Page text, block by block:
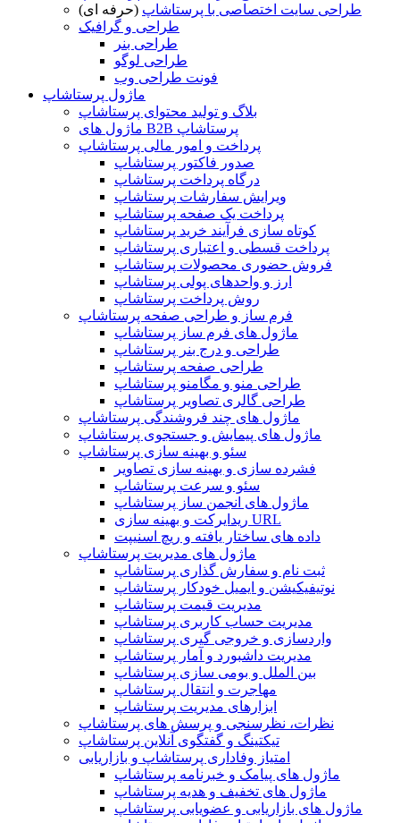
طراحی سایت اختصاصی با پرستاشاپ (حرفه ای)
طراحی و گرافیک
طراحی بنر
طراحی لوگو
فونت طراحی وب
ماژول پرستاشاپ
بلاگ و تولید محتوای پرستاشاپ
ماژول های B2B پرستاشاپ
پرداخت و امور مالی پرستاشاپ
صدور فاکتور پرستاشاپ
درگاه پرداخت پرستاشاپ
ویرایش سفارشات پرستاشاپ
پرداخت یک صفحه پرستاشاپ
کوتاه سازی فرآیند خرید پرستاشاپ
پرداخت قسطی و اعتباری پرستاشاپ
فروش حضوری محصولات پرستاشاپ
ارز و واحدهای پولی پرستاشاپ
روش پرداخت پرستاشاپ
فرم ساز و طراحی صفحه پرستاشاپ
ماژول های فرم ساز پرستاشاپ
طراحی و درج بنر پرستاشاپ
طراحی صفحه پرستاشاپ
طراحی منو و مگامنو پرستاشاپ
طراحی گالری تصاویر پرستاشاپ
ماژول های چند فروشندگی پرستاشاپ
ماژول های پیمایش و جستجوی پرستاشاپ
سئو و بهینه سازی پرستاشاپ
فشرده سازی و بهینه سازی تصاویر
سئو و سرعت پرستاشاپ
ماژول های انجمن ساز پرستاشاپ
ریدایرکت و بهینه سازی URL
داده های ساختار یافته و ریچ اسنیپت
ماژول های مدیریت پرستاشاپ
ثبت نام و سفارش گذاری پرستاشاپ
نوتیفیکیشن و ایمیل خودکار پرستاشاپ
مدیریت قیمت پرستاشاپ
مدیریت حساب کاربری پرستاشاپ
واردسازی و خروجی گیری پرستاشاپ
مدیریت داشبورد و آمار پرستاشاپ
بین الملل و بومی سازی پرستاشاپ
مهاجرت و انتقال پرستاشاپ
ابزارهای مدیریت پرستاشاپ
نظرات، نظرسنجی و پرسش های پرستاشاپ
تیکتینگ و گفتگوی آنلاین پرستاشاپ
امتیاز وفاداری پرستاشاپ و بازاریابی
ماژول های پیامک و خبرنامه پرستاشاپ
ماژول های تخفیف و هدیه پرستاشاپ
ماژول های بازاریابی و عضویابی پرستاشاپ